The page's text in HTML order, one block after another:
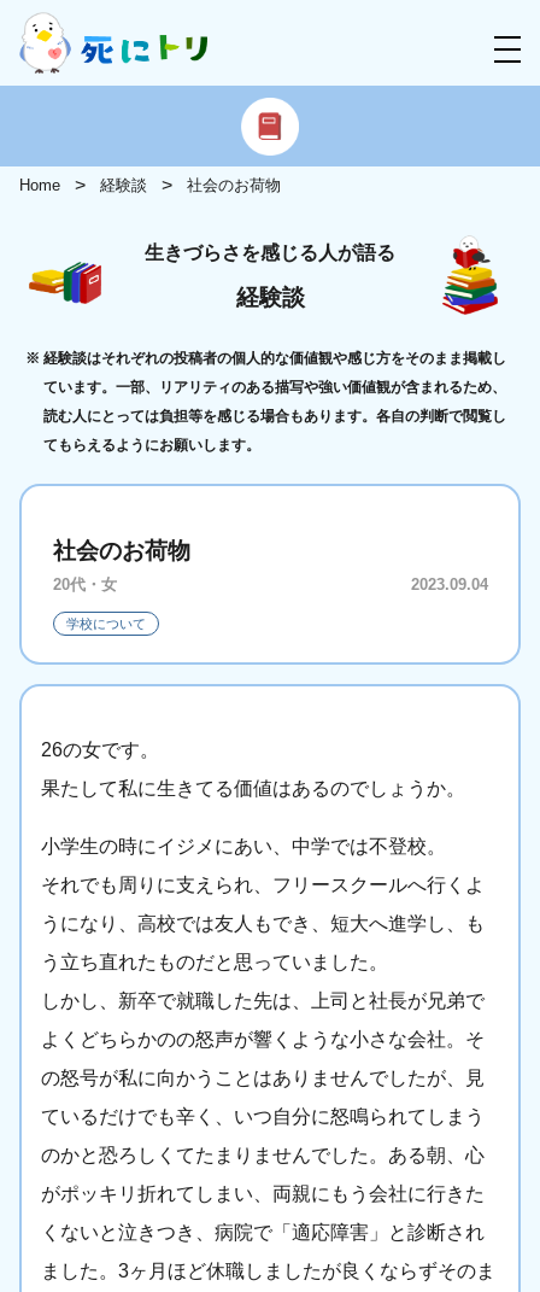
Home 経験談 社会のお荷物
生きづらさを感じる人が語る
経験談
経験談はそれぞれの投稿者の個人的な価値観や感じ方をそのまま掲載し
ています。一部、リアリティのある描写や強い価値観が含まれるため、
読む人にとっては負担等を感じる場合もあります。各自の判断で閲覧し
てもらえるようにお願いします。
社会のお荷物
20代・女 2023.09.04
学校について
26の女です。
果たして私に生きてる価値はあるのでしょうか。
小学生の時にイジメにあい、中学では不登校。
それでも周りに支えられ、フリースクールへ行くよ
うになり、高校では友人もでき、短大へ進学し、も
う立ち直れたものだと思っていました。
しかし、新卒で就職した先は、上司と社長が兄弟で
よくどちらかのの怒声が響くような小さな会社。そ
の怒号が私に向かうことはありませんでしたが、見
ているだけでも辛く、いつ自分に怒鳴られてしまう
のかと恐ろしくてたまりませんでした。ある朝、心
がポッキリ折れてしまい、両親にもう会社に行きた
くないと泣きつき、病院で「適応障害」と診断され
ました。3ヶ月ほど休職しましたが良くならずそのま